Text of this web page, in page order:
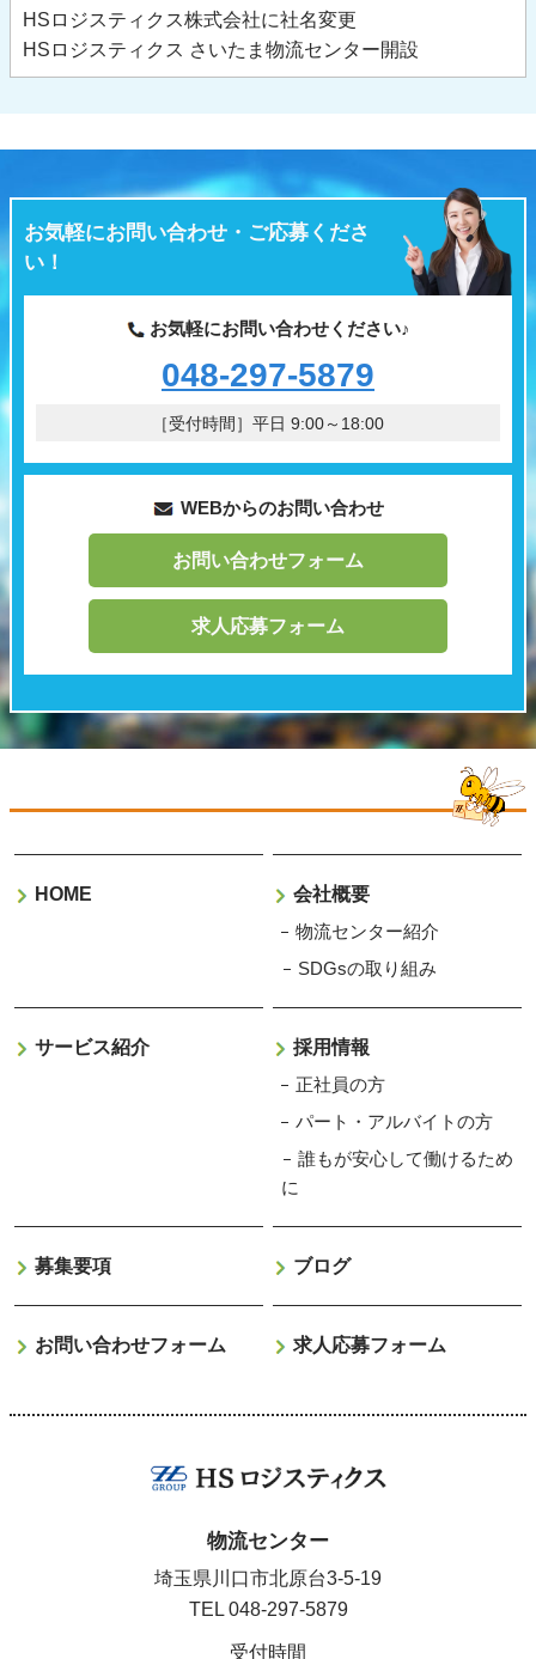
HSロジスティクス株式会社に社名変更
HSロジスティクス さいたま物流センター開設
お気軽にお問い合わせ・ご応募くださ
い！
お気軽にお問い合わせください♪
048-297-5879
［受付時間］平日 9:00～18:00
WEBからのお問い合わせ
お問い合わせフォーム
求人応募フォーム
HOME
会社概要
物流センター紹介
SDGsの取り組み
サービス紹介
採用情報
正社員の方
パート・アルバイトの方
誰もが安心して働けるため
に
募集要項 ブログ
お問い合わせフォーム 求人応募フォーム
物流センター
埼玉県川口市北原台3-5-19
TEL 048-297-5879
受付時間